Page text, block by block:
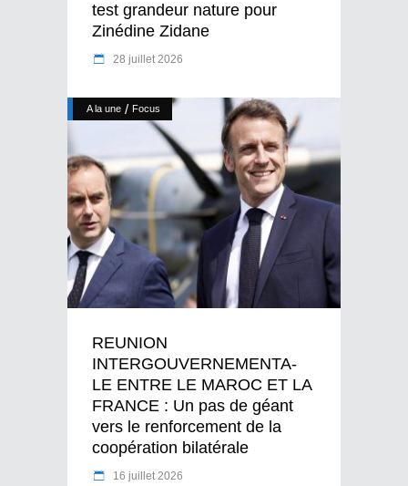
test grandeur nature pour
Zinédine Zidane
28 juillet 2026
A la une / Focus
REUNION
INTERGOUVERNEMENTA-
LE ENTRE LE MAROC ET LA
FRANCE : Un pas de géant
vers le renforcement de la
coopération bilatérale
16 juillet 2026